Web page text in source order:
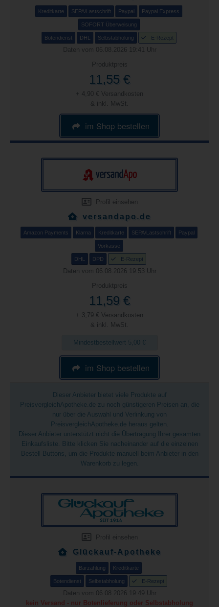
Kreditkarte SEPA/Lastschrift Paypal Paypal Express
SOFORT Überweisung
Botendienst DHL Selbstabholung E-Rezept
Daten vom 06.08.2026 19:41 Uhr
Produktpreis
11,55 €
+ 4,90 € Versandkosten
& inkl. MwSt.
im Shop bestellen
Profil einsehen
versandapo.de
Amazon Payments Klarna Kreditkarte SEPA/Lastschrift Paypal
Vorkasse
DHL DPD E-Rezept
Daten vom 06.08.2026 19:53 Uhr
Produktpreis
11,59 €
+ 3,79 € Versandkosten
& inkl. MwSt.
Mindestbestellwert 5,00 €
im Shop bestellen
Dieser Anbieter bietet viele Produkte auf
PreisvergleichApotheke.de zu noch günstigeren Preisen an, die
nur über die Auswahl und Verlinkung von
PreisvergleichApotheke.de heraus gelten.
Dieser Anbieter unterstützt nicht die Übertragung Ihrer gesamten
Einkaufsliste. Bitte klicken Sie nacheinander auf die einzelnen
Bestell-Buttons, um die Produkte manuell beim Anbieter in den
Warenkorb zu legen.
Profil einsehen
Glückauf-Apotheke
Barzahlung Kreditkarte
Botendienst Selbstabholung E-Rezept
Daten vom 06.08.2026 19:49 Uhr
kein Versand - nur Botenlieferung oder Selbstabholung